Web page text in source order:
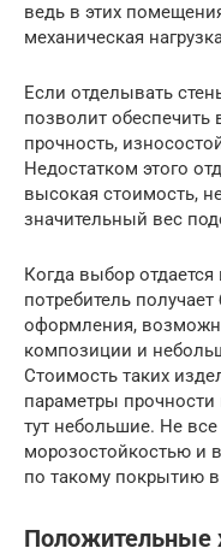
ведь в этих
механическая
Если отделывать
позволит
прочность,
Недостатком этого
высокая стоимость,
значительный вес
Когда выбор
потребитель
оформления,
композиции и
Стоимость таких
параметры
тут небольшие. Не
морозостойкостью и
по такому покрытию
Положительные